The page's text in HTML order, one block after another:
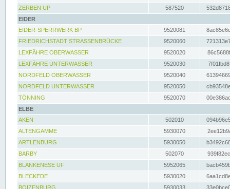
ZERBEN UP
587520
EIDER
EIDER-SPERRWERK BP
9520081
FRIEDRICHSTADT STRASSENBRÜCKE
9520060
LEXFÄHRE OBERWASSER
9520020
LEXFÄHRE UNTERWASSER
9520030
NORDFELD OBERWASSER
9520040
NORDFELD UNTERWASSER
9520050
TÖNNING
9520070
ELBE
AKEN
502010
ALTENGAMME
5930070
ARTLENBURG
5930050
BARBY
502070
BLANKENESE UF
5952065
BLECKEDE
5930020
BOIZENBURG
5930033